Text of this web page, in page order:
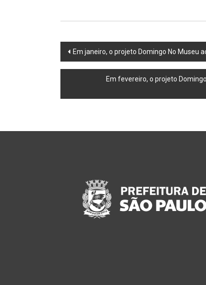
aspectos
cidade
contemporânea
Post
navigation
Em janeiro, o projeto Domingo No Museu
Em fevereiro, o projeto